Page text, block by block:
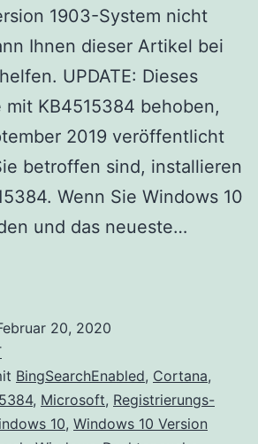
1903-System nicht
Ihnen dieser Artikel bei
UPDATE: Dieses
mit KB4515384 behoben,
2019 veröffentlicht
betroffen sind, installieren
Wenn Sie Windows 10
und das neueste…
von
20, 2020
BingSearchEnabled, Cortana,
, Microsoft, Registrierungs-
10, Windows 10 Version